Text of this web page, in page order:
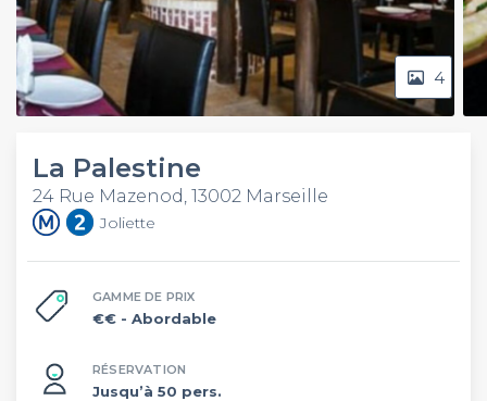
4
La Palestine
24 Rue Mazenod, 13002 Marseille
Joliette
GAMME DE PRIX
€€ - Abordable
RÉSERVATION
Jusqu’à 50 pers.